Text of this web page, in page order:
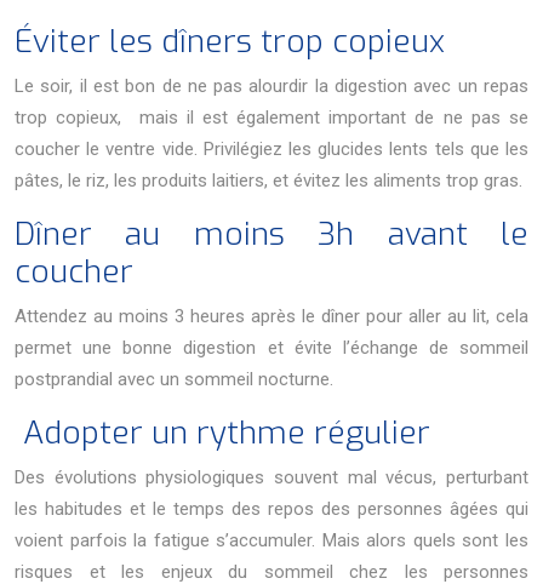
Éviter les dîners trop copieux
Le soir, il est bon de ne pas alourdir la digestion avec un repas
trop copieux, mais il est également important de ne pas se
coucher le ventre vide. Privilégiez les glucides lents tels que les
pâtes, le riz, les produits laitiers, et évitez les aliments trop gras.
Dîner au moins 3h avant le
coucher
Attendez au moins 3 heures après le dîner pour aller au lit, cela
permet une bonne digestion et évite l’échange de sommeil
postprandial avec un sommeil nocturne.
Adopter un rythme régulier
Des évolutions physiologiques souvent mal vécus, perturbant
les habitudes et le temps des repos des personnes âgées qui
voient parfois la fatigue s’accumuler. Mais alors quels sont les
risques et les enjeux du sommeil chez les personnes